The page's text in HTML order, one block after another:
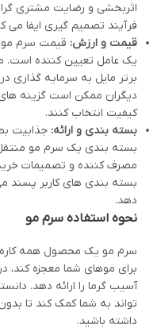
اثربخشی و رضایت مشتری
فرآیند تصمیم گیری ایفا می
قیمت و ارزش: قیمت سرم مو
یک عامل تعیین کننده است.
برتر مایل به سرمایه گذاری
دیگران ممکن است گزینه
کیفیت انتخاب کنند.
بسته بندی و ارائه: جذابیت
بسته بندی یک سرم مو
مصرف کننده و تصمیمات
بسته بندی های کاربر پسند می
دهد.
نحوه استفاده سرم مو
سرم مو یک محصول همه کاره
برای موهای شما معجزه کند،
آسیب گرما را ارائه دهد.
تواند به شما کمک کند تا
داشته باشید.